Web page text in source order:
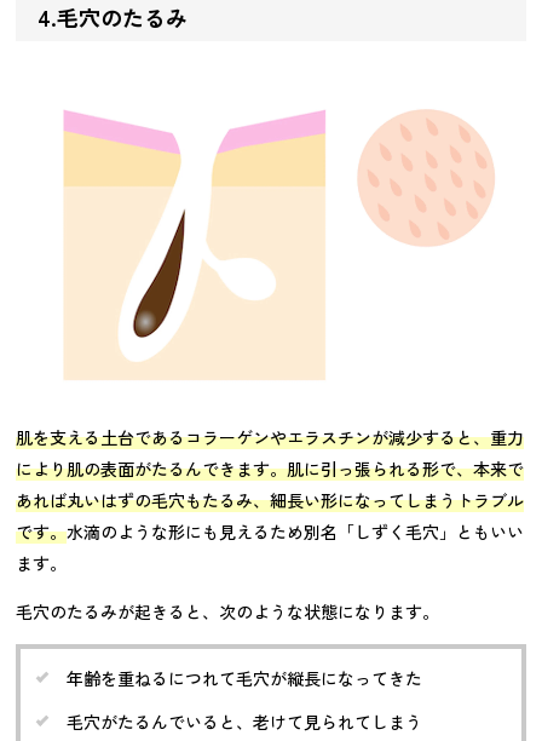
4.毛穴のたるみ
肌を支える土台であるコラーゲンやエラスチンが減少すると、重力
により肌の表面がたるんできます。肌に引っ張られる形で、本来で
あれば丸いはずの毛穴もたるみ、細長い形になってしまうトラブル
です。水滴のような形にも見えるため別名「しずく毛穴」ともいい
ます。
毛穴のたるみが起きると、次のような状態になります。
年齢を重ねるにつれて毛穴が縦長になってきた
毛穴がたるんでいると、老けて見られてしまう